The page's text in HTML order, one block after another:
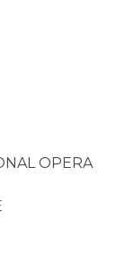
OPERA